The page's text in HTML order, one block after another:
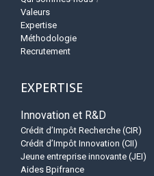
Valeurs
Expertise
Méthodologie
Recrutement
EXPERTISE
Innovation et R&D
Crédit d’Impôt Recherche (CIR)
Crédit d’Impôt Innovation (CII)
Jeune entreprise innovante (JEI)
Aides Bpifrance